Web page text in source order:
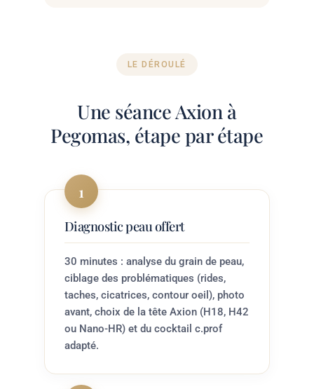
LE DÉROULÉ
Une séance Axion à
Pegomas, étape par étape
1
Diagnostic peau offert
30 minutes : analyse du grain de peau,
ciblage des problématiques (rides,
taches, cicatrices, contour oeil), photo
avant, choix de la tête Axion (H18, H42
ou Nano-HR) et du cocktail c.prof
adapté.